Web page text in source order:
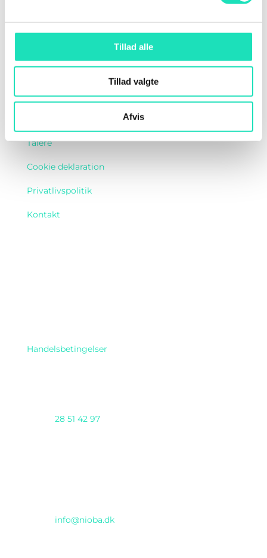
Tillad alle
Tillad valgte
Afvis
Navigation
Om AI DAY
Talere
Cookie deklaration
Privatlivspolitik
Kontakt
Handelsbetingelser
28 51 42 97
info@nioba.dk